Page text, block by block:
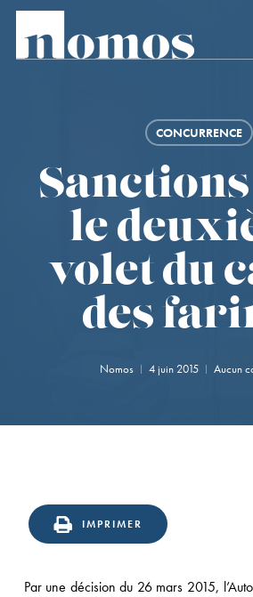
Skip
main
CONCURRENCE
le
volet du
des
Nomos 4 juin 2015 Aucun
IMPRIMER
Par une décision du 26 mars 2015,